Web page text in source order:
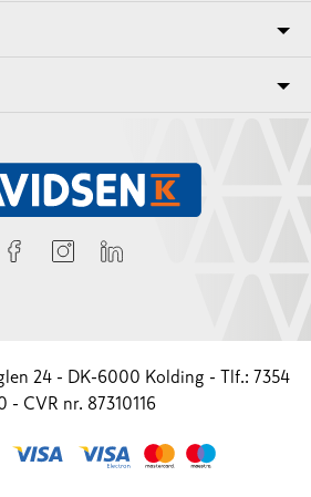
24 - DK-6000 Kolding - Tlf.: 7354
- CVR nr. 87310116